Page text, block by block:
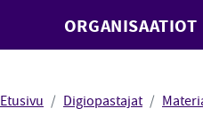
ORGANISAATIOT
Etusivu Digiopastajat